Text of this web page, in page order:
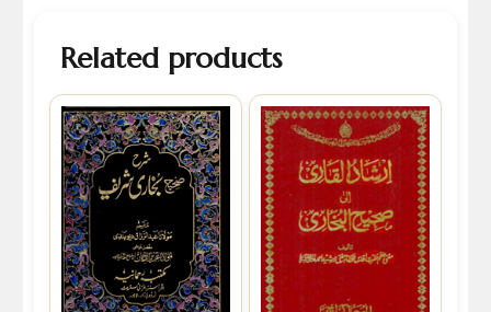
Related products